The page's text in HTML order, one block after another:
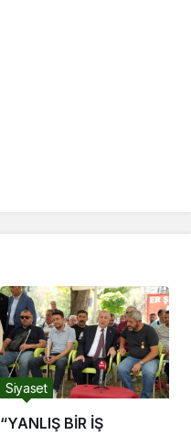
“YANLIŞ BİR İŞ
Siyaset